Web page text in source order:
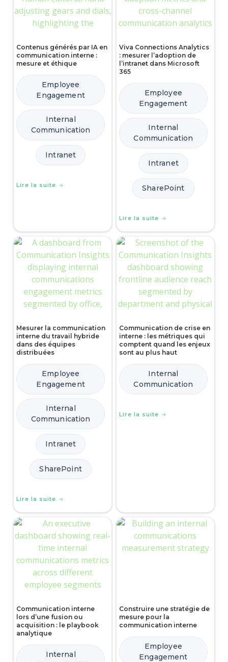
Contenus générés par IA en
communication interne :
mesure et éthique
Employee
Engagement
Internal
Communication
Intranet
Lire la suite
Viva Connections Analytics
: mesurer l’adoption de
l’intranet dans Microsoft
365
Employee
Engagement
Internal
Communication
Intranet
SharePoint
Lire la suite
Mesurer la communication
interne du travail hybride
dans des équipes
distribuées
Employee
Engagement
Internal
Communication
Intranet
SharePoint
Lire la suite
Communication de crise en
interne : les métriques qui
comptent quand les enjeux
sont au plus haut
Internal
Communication
Lire la suite
Communication interne
lors d’une fusion ou
acquisition : le playbook
analytique
Internal
Construire une stratégie de
mesure pour la
communication interne
Employee
Engagement